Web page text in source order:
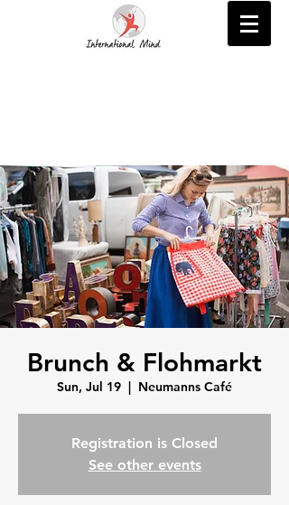
Brunch & Flohmarkt
Sun, Jul 19
  |
Neumanns Café
Registration is Closed
See other events